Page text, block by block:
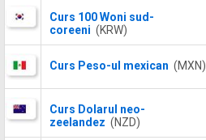
Curs 100 Woni sud-
coreeni (KRW)
Curs Peso-ul mexican (MXN)
Curs Dolarul neo-
zeelandez (NZD)